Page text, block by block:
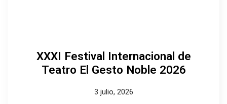
XXXI Festival Internacional de
Teatro El Gesto Noble 2026
3 julio, 2026